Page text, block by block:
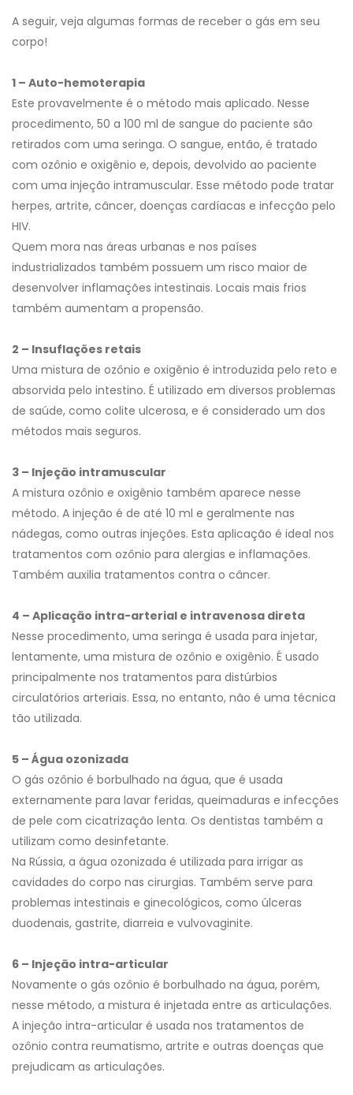
A seguir, veja algumas formas de receber o gás em seu
corpo!
1 – Auto-hemoterapia
Este provavelmente é o método mais aplicado. Nesse
procedimento, 50 a 100 ml de sangue do paciente são
retirados com uma seringa. O sangue, então, é tratado
com ozônio e oxigênio e, depois, devolvido ao paciente
com uma injeção intramuscular. Esse método pode tratar
herpes, artrite, câncer, doenças cardíacas e infecção pelo
HIV.
Quem mora nas áreas urbanas e nos países
industrializados também possuem um risco maior de
desenvolver inflamações intestinais. Locais mais frios
também aumentam a propensão.
2 – Insuflações retais
Uma mistura de ozônio e oxigênio é introduzida pelo reto e
absorvida pelo intestino. É utilizado em diversos problemas
de saúde, como colite ulcerosa, e é considerado um dos
métodos mais seguros.
3 – Injeção intramuscular
A mistura ozônio e oxigênio também aparece nesse
método. A injeção é de até 10 ml e geralmente nas
nádegas, como outras injeções. Esta aplicação é ideal nos
tratamentos com ozônio para alergias e inflamações.
Também auxilia tratamentos contra o câncer.
4 – Aplicação intra-arterial e intravenosa direta
Nesse procedimento, uma seringa é usada para injetar,
lentamente, uma mistura de ozônio e oxigênio. É usado
principalmente nos tratamentos para distúrbios
circulatórios arteriais. Essa, no entanto, não é uma técnica
tão utilizada.
5 – Água ozonizada
O gás ozônio é borbulhado na água, que é usada
externamente para lavar feridas, queimaduras e infecções
de pele com cicatrização lenta. Os dentistas também a
utilizam como desinfetante.
Na Rússia, a água ozonizada é utilizada para irrigar as
cavidades do corpo nas cirurgias. Também serve para
problemas intestinais e ginecológicos, como úlceras
duodenais, gastrite, diarreia e vulvovaginite.
6 – Injeção intra-articular
Novamente o gás ozônio é borbulhado na água, porém,
nesse método, a mistura é injetada entre as articulações.
A injeção intra-articular é usada nos tratamentos de
ozônio contra reumatismo, artrite e outras doenças que
prejudicam as articulações.